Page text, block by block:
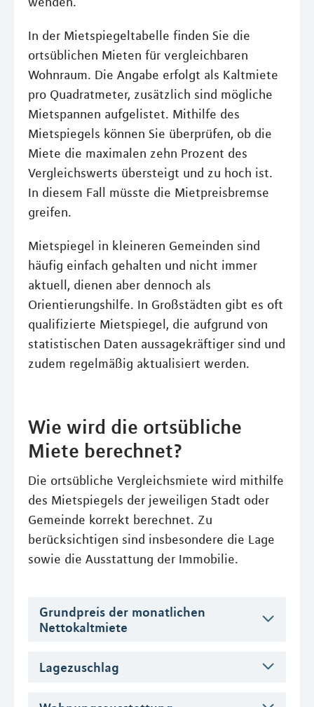
In der Mietspiegeltabelle finden Sie die
ortsüblichen Mieten für vergleichbaren
Wohnraum. Die Angabe erfolgt als Kaltmiete
pro Quadratmeter, zusätzlich sind mögliche
Mietspannen aufgelistet. Mithilfe des
Mietspiegels können Sie überprüfen, ob die
Miete die maximalen zehn Prozent des
Vergleichswerts übersteigt und zu hoch ist.
In diesem Fall müsste die Mietpreisbremse
greifen.
Mietspiegel in kleineren Gemeinden sind
häufig einfach gehalten und nicht immer
aktuell, dienen aber dennoch als
Orientierungshilfe. In Großstädten gibt es oft
qualifizierte Mietspiegel, die aufgrund von
statistischen Daten aussagekräftiger sind und
zudem regelmäßig aktualisiert werden.
Wie wird die ortsübliche
Miete berechnet?
Die ortsübliche Vergleichsmiete wird mithilfe
des Mietspiegels der jeweiligen Stadt oder
Gemeinde korrekt berechnet. Zu
berücksichtigen sind insbesondere die Lage
sowie die Ausstattung der Immobilie.
Grundpreis der monatlichen
Nettokaltmiete
Lagezuschlag